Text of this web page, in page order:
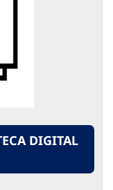
DIGITAL